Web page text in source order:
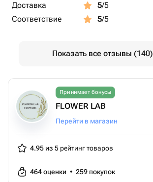
Доставка
5/5
Соответствие
5/5
Показать все отзывы (140)
Принимает бонусы
FLOWER LAB
Перейти в магазин
4.95 из 5 рейтинг товаров
464оценки • 259 покупок